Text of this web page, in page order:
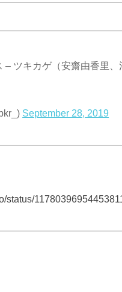
– ツキカゲ（安齋由香里
September 28, 2019
status/